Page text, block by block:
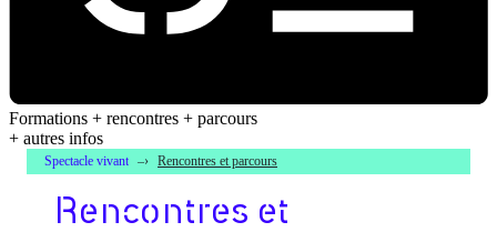
Formations + rencontres + parcours
+ autres infos
Spectacle vivant Rencontres et parcours
Rencontres et